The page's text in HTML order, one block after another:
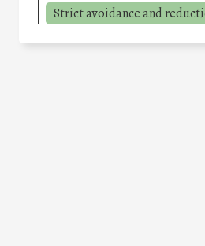
Strict avoidance and